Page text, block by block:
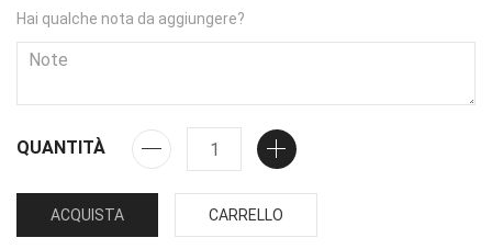
Hai qualche nota da aggiungere?
QUANTITÀ
ACQUISTA CARRELLO